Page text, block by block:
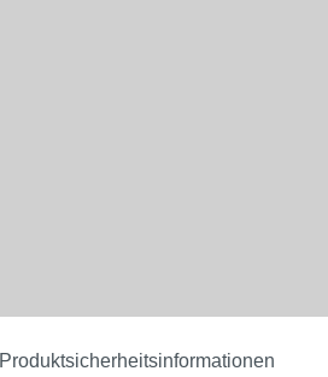
Produktsicherheitsinformationen